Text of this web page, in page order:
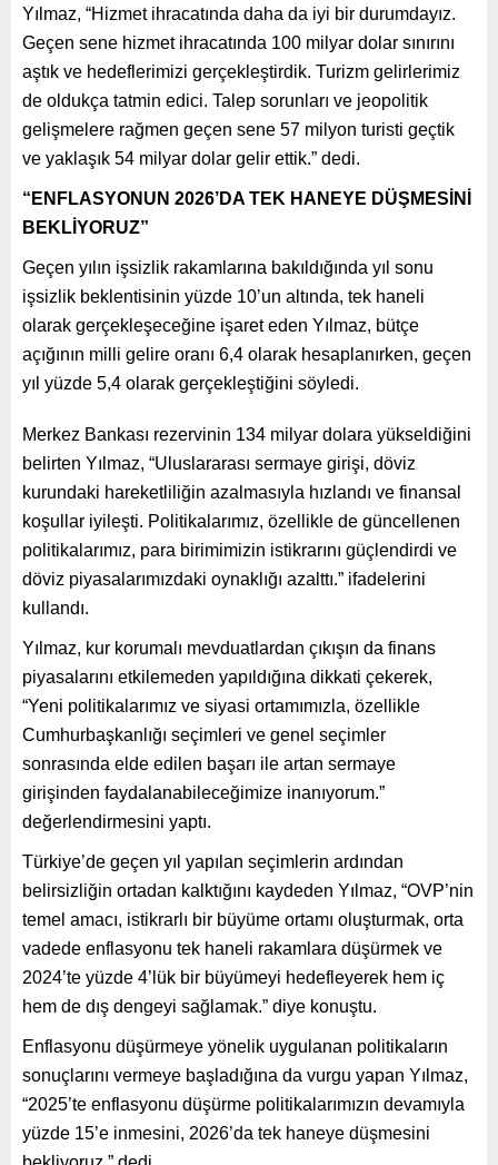
Yılmaz, “Hizmet ihracatında daha da iyi bir durumdayız.
Geçen sene hizmet ihracatında 100 milyar dolar sınırını
aştık ve hedeflerimizi gerçekleştirdik. Turizm gelirlerimiz
de oldukça tatmin edici. Talep sorunları ve jeopolitik
gelişmelere rağmen geçen sene 57 milyon turisti geçtik
ve yaklaşık 54 milyar dolar gelir ettik.” dedi.
“ENFLASYONUN 2026’DA TEK HANEYE DÜŞMESİNİ
BEKLİYORUZ”
Geçen yılın işsizlik rakamlarına bakıldığında yıl sonu
işsizlik beklentisinin yüzde 10’un altında, tek haneli
olarak gerçekleşeceğine işaret eden Yılmaz, bütçe
açığının milli gelire oranı 6,4 olarak hesaplanırken, geçen
yıl yüzde 5,4 olarak gerçekleştiğini söyledi.
Merkez Bankası rezervinin 134 milyar dolara yükseldiğini
belirten Yılmaz, “Uluslararası sermaye girişi, döviz
kurundaki hareketliliğin azalmasıyla hızlandı ve finansal
koşullar iyileşti. Politikalarımız, özellikle de güncellenen
politikalarımız, para birimimizin istikrarını güçlendirdi ve
döviz piyasalarımızdaki oynaklığı azalttı.” ifadelerini
kullandı.
Yılmaz, kur korumalı mevduatlardan çıkışın da finans
piyasalarını etkilemeden yapıldığına dikkati çekerek,
“Yeni politikalarımız ve siyasi ortamımızla, özellikle
Cumhurbaşkanlığı seçimleri ve genel seçimler
sonrasında elde edilen başarı ile artan sermaye
girişinden faydalanabileceğimize inanıyorum.”
değerlendirmesini yaptı.
Türkiye’de geçen yıl yapılan seçimlerin ardından
belirsizliğin ortadan kalktığını kaydeden Yılmaz, “OVP’nin
temel amacı, istikrarlı bir büyüme ortamı oluşturmak, orta
vadede enflasyonu tek haneli rakamlara düşürmek ve
2024’te yüzde 4’lük bir büyümeyi hedefleyerek hem iç
hem de dış dengeyi sağlamak.” diye konuştu.
Enflasyonu düşürmeye yönelik uygulanan politikaların
sonuçlarını vermeye başladığına da vurgu yapan Yılmaz,
“2025’te enflasyonu düşürme politikalarımızın devamıyla
yüzde 15’e inmesini, 2026’da tek haneye düşmesini